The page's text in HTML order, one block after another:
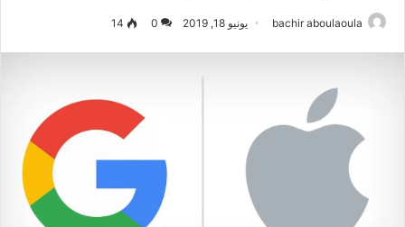
bachir aboulaoula يونيو 18, 2019 0
14